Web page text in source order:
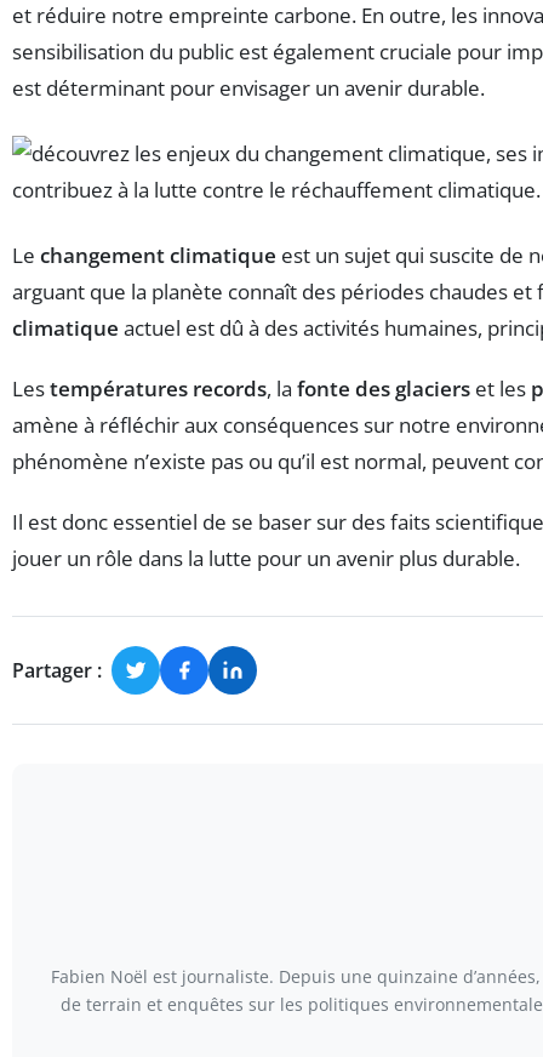
et réduire notre empreinte carbone. En outre, les
sensibilisation du public est également cruciale pour
est déterminant pour envisager un avenir durable.
Le changement climatique est un sujet qui suscite de
arguant que la planète connaît des périodes chaudes
climatique actuel est dû à des activités humaines,
Lestempératures records, la fonte des glaciers et les
amène à réfléchir aux conséquences sur notre
phénomène n’existe pas ou qu’il est normal, peuvent
Il est donc essentiel de se baser sur des faits
jouer un rôle dans la lutte pour un avenir plus durable.
Partager :
Fabien Noël est journaliste. Depuis une quinzaine
de terrain et enquêtes sur les politiques